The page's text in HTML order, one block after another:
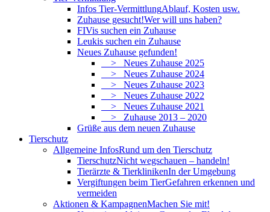
Infos Tier-VermittlungAblauf, Kosten usw.
Zuhause gesucht!Wer will uns haben?
FIVis suchen ein Zuhause
Leukis suchen ein Zuhause
Neues Zuhause gefunden!
> Neues Zuhause 2025
> Neues Zuhause 2024
> Neues Zuhause 2023
> Neues Zuhause 2022
> Neues Zuhause 2021
> Zuhause 2013 – 2020
Grüße aus dem neuen Zuhause
Tierschutz
Allgemeine InfosRund um den Tierschutz
TierschutzNicht wegschauen – handeln!
Tierärzte & TierklinikenIn der Umgebung
Vergiftungen beim TierGefahren erkennen und
vermeiden
Aktionen & KampagnenMachen Sie mit!